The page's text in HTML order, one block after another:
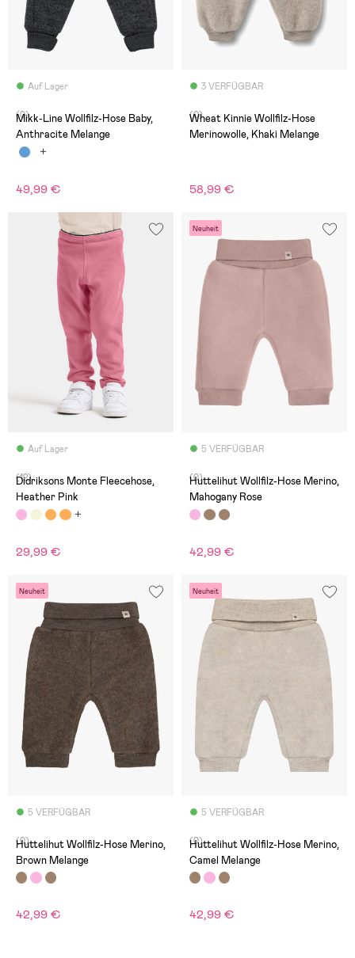
Auf Lager
(0)
Mikk-Line Wollfilz-Hose Baby,
Anthracite Melange
49,99 €
3 VERFÜGBAR
(0)
Wheat Kinnie Wollfilz-Hose
Merinowolle, Khaki Melange
58,99 €
Auf Lager
(12)
Didriksons Monte Fleecehose,
Heather Pink
29,99 €
Neuheit
5 VERFÜGBAR
(0)
Huttelihut Wollfilz-Hose Merino,
Mahogany Rose
42,99 €
Neuheit
5 VERFÜGBAR
(0)
Huttelihut Wollfilz-Hose Merino,
Brown Melange
42,99 €
Neuheit
5 VERFÜGBAR
(0)
Huttelihut Wollfilz-Hose Merino,
Camel Melange
42,99 €